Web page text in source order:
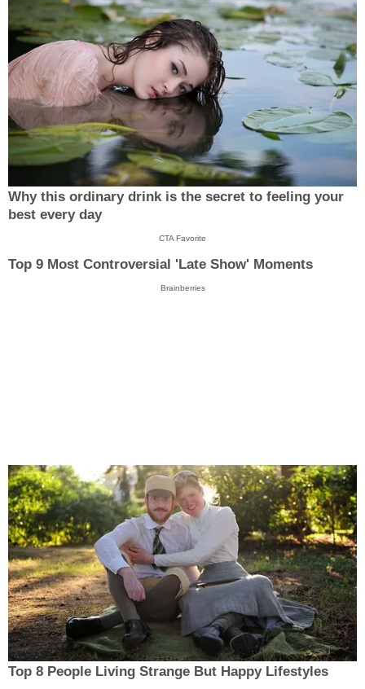
Why this ordinary drink is the secret to feeling your
best every day
CTA Favorite
Top 9 Most Controversial 'Late Show' Moments
Brainberries
Top 8 People Living Strange But Happy Lifestyles